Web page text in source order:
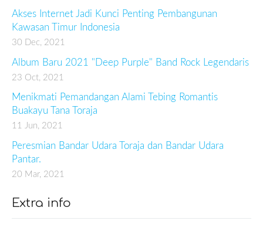
Akses Internet Jadi Kunci Penting Pembangunan
Kawasan Timur Indonesia
30 Dec, 2021
Album Baru 2021 "Deep Purple" Band Rock Legendaris
23 Oct, 2021
Menikmati Pemandangan Alami Tebing Romantis
Buakayu Tana Toraja
11 Jun, 2021
Peresmian Bandar Udara Toraja dan Bandar Udara
Pantar.
20 Mar, 2021
Extra info